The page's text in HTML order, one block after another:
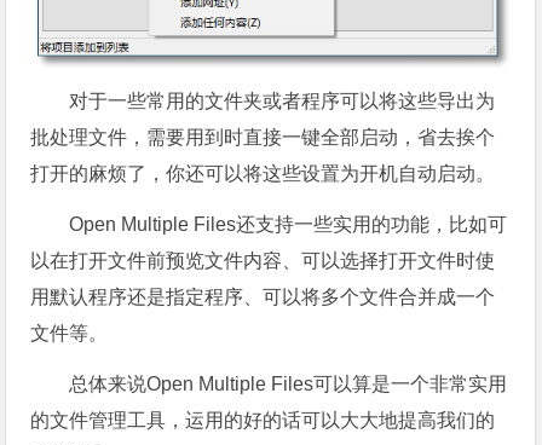
对于一些常用的文件夹或者程序可以将这些导出为
批处理文件，需要用到时直接一键全部启动，省去挨个
打开的麻烦了，你还可以将这些设置为开机自动启动。
Open Multiple Files还支持一些实用的功能，比如可
以在打开文件前预览文件内容、可以选择打开文件时使
用默认程序还是指定程序、可以将多个文件合并成一个
文件等。
总体来说Open Multiple Files可以算是一个非常实用
的文件管理工具，运用的好的话可以大大地提高我们的